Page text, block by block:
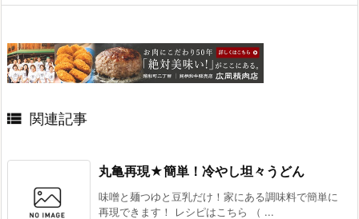
 関連記事
丸亀再現★簡単！冷やし坦々うどん
味噌と麺つゆと豆乳だけ！家にある調味料で簡単に
再現できます！ レシピはこちら （ ...